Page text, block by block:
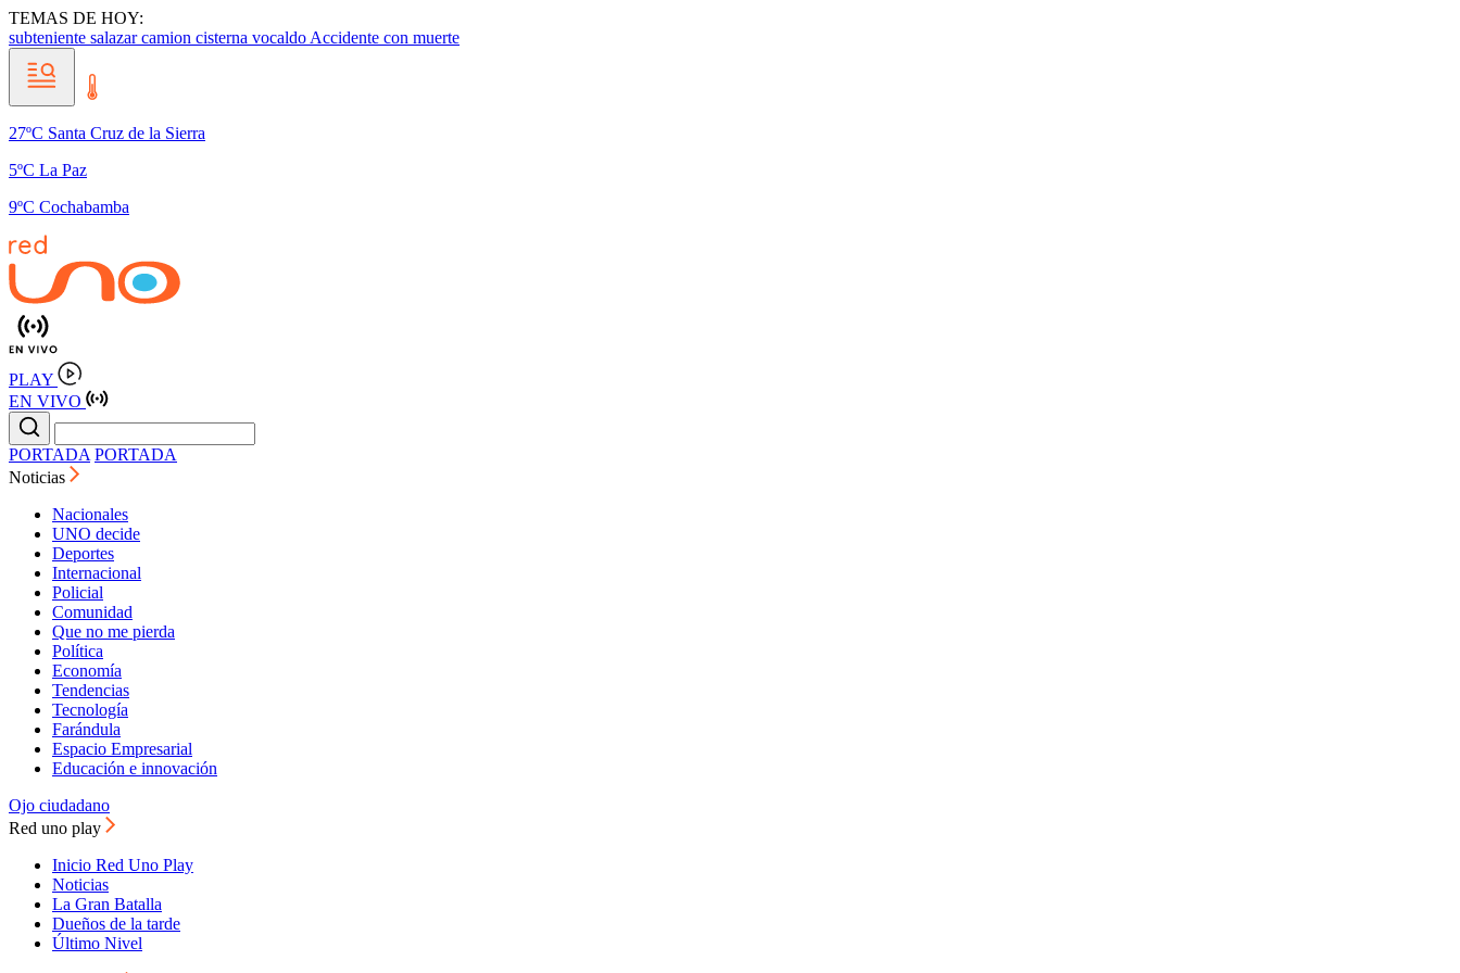
TEMAS DE HOY:
subteniente salazarcamion cisterna vocaldo Accidente con muerte
27ºC Santa Cruz de la Sierra
5ºC La Paz
9ºC Cochabamba
PLAY
EN VIVO
PORTADA PORTADA
Noticias
Nacionales
UNO decide
Deportes
Internacional
Policial
Comunidad
Que no me pierda
Política
Economía
Tendencias
Tecnología
Farándula
Espacio Empresarial
Educación e innovación
Ojo ciudadano
Red uno play
Inicio Red Uno Play
Noticias
La Gran Batalla
Dueños de la tarde
Último Nivel